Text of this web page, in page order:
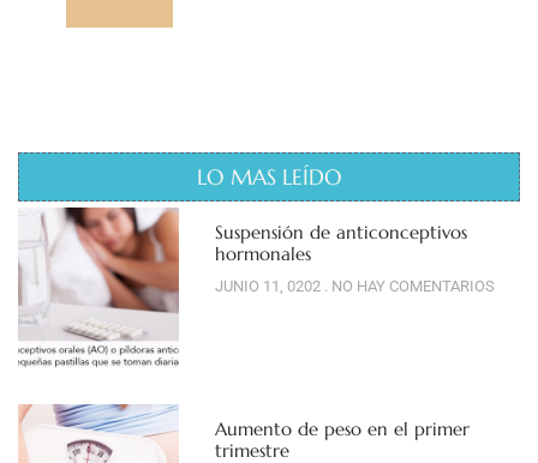
LO MAS LEÍDO
Suspensión de anticonceptivos
hormonales
JUNIO 11, 0202 NO HAY COMENTARIOS
Aumento de peso en el primer
trimestre